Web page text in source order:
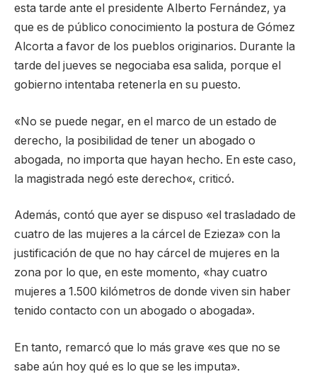
esta tarde ante el presidente Alberto Fernández, ya
que es de público conocimiento la postura de Gómez
Alcorta a favor de los pueblos originarios. Durante la
tarde del jueves se negociaba esa salida, porque el
gobierno intentaba retenerla en su puesto.
«No se puede negar, en el marco de un estado de
derecho, la posibilidad de tener un abogado o
abogada, no importa que hayan hecho. En este caso,
la magistrada negó este derecho«, criticó.
Además, contó que ayer se dispuso «el trasladado de
cuatro de las mujeres a la cárcel de Ezieza» con la
justificación de que no hay cárcel de mujeres en la
zona por lo que, en este momento, «hay cuatro
mujeres a 1.500 kilómetros de donde viven sin haber
tenido contacto con un abogado o abogada».
En tanto, remarcó que lo más grave «es que no se
sabe aún hoy qué es lo que se les imputa».